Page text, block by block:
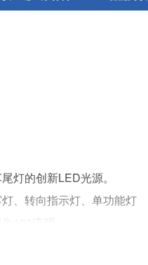
灯的创新LED光源。
、转向指示灯、单功能灯
180流明。